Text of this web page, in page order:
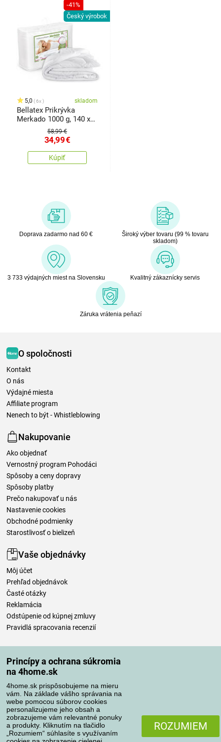
Princípy a ochrana súkromia
na 4home.sk
4home.sk prispôsobujeme na mieru
vám. Na základe vášho správania na
webe pomocou súborov cookies
personalizujeme jeho obsah a
zobrazujeme vám relevantné ponuky
a produkty. Kliknutím na tlačidlo
„Rozumiem“ súhlasíte s využívaním
ROZUMIEM
-41%
Český výrobok
5,0 6x skladom
Bellatex Prikrývka
Merkado 1000 g, 140 x
58,99 €
34,99€
Kúpiť
Doprava zadarmo nad 60 €
Široký výber tovaru (99 % tovaru
skladom)
3 733 výdajných miest na Slovensku Kvalitný zákaznícky servis
Záruka vrátenia peňazí
O spoločnosti
Kontakt
O nás
Výdajné miesta
Affiliate program
Nenech to být - Whistleblowing
Nakupovanie
Ako objednať
Vernostný program Pohodáci
Spôsoby a ceny dopravy
Spôsoby platby
Prečo nakupovať u nás
Nastavenie cookies
Obchodné podmienky
Starostlivosť o bielizeň
Vaše objednávky
Môj účet
Prehľad objednávok
Časté otázky
Reklamácia
Odstúpenie od kúpnej zmluvy
Pravidlá spracovania recenzií
Spôsoby platby
Spoľahlivý obchod